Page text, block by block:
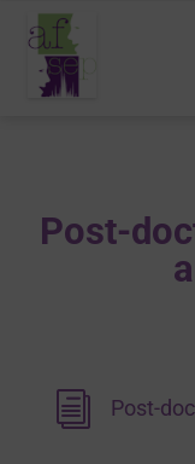
Post-
i Post-doc